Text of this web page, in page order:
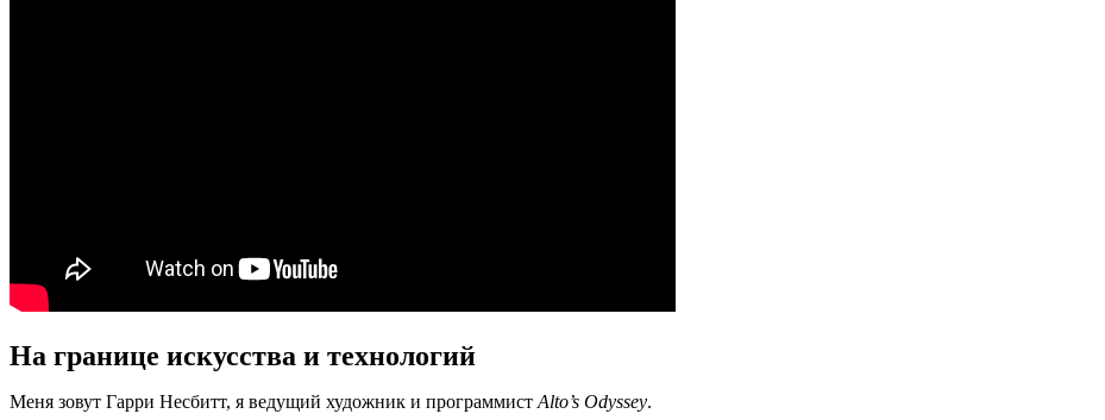
На границе искусства и технологий
Меня зовут Гарри Несбитт, я ведущий художник и программист Alto’s Odyssey.